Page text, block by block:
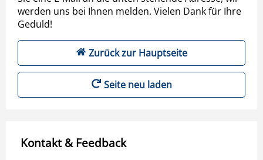
werden uns bei Ihnen melden. Vielen Dank für Ihre
Geduld!
Zurück zur Hauptseite
Seite neu laden
Kontakt & Feedback